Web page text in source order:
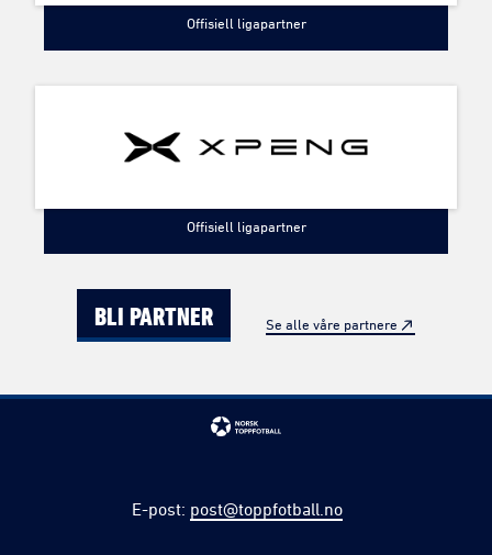
Offisiell ligapartner
Offisiell ligapartner
BLI PARTNER Se alle våre partnere
E-post: post@toppfotball.no